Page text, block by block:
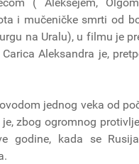
( Aleksejem,
i mučeničke smrti od
na Uralu), u filmu je
Aleksandra je,
jednog veka od
zbog ogromnog
godine, kada se